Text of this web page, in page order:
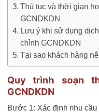
Thủ tục và thời gian
GCNDKDN
Lưu ý khi sử dụng
chỉnh GCNDKDN
Tại sao khách hàng
Quy trình soạn
GCNDKDN
Bước 1: Xác định nhu